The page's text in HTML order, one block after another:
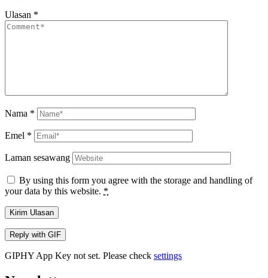
Ulasan *
Nama *
Emel *
Laman sesawang
By using this form you agree with the storage and handling of
your data by this website. *
Kirim Ulasan
Reply with GIF
GIPHY App Key not set. Please check settings